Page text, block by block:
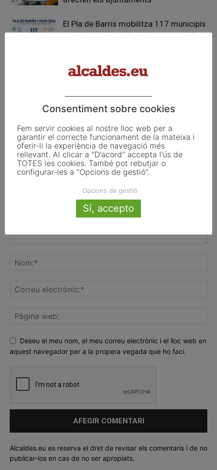
El Pla de Barris mobilitza 117 municipis
catalans per impulsar la regeneració
TESTAREG reforça la cooperació
FER UN COMENTARI
Deseu el meu nom, el meu correu electrònic i el lloc web en
aquest navegador per a la propera vegada que ho faci.
Alcaldes.eu es reserva el dret de revisar els comentaris i de no
publicar-los en cas de no ser apropiats.
Consentiment sobre cookies
Fem servir cookies al nostre lloc web per a
garantir el correcte funcionament de la mateixa i
oferir-li la experiència de navegació més
rellevant. Al clicar a "D'acord" accepta l'ús de
TOTES les cookies. També pot rebutjar o
configurar-les a "Opcions de gestió".
Opcions de gestió
Sí, accepto